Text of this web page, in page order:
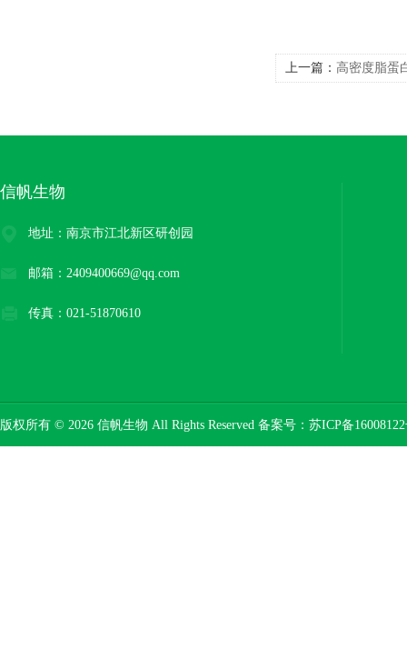
上一篇： 高密度脂蛋
信帆生物
地址：南京市江北新区研创园
邮箱：2409400669@qq.com
传真：021-51870610
版权所有 © 2026 信帆生物 All Rights Reserved 备案号： 苏ICP备